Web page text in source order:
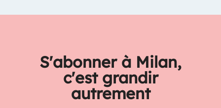
S'abonner à Milan,
c'est grandir
autrement